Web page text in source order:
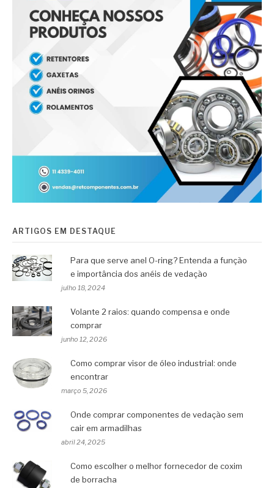
ARTIGOS EM DESTAQUE
Para que serve anel O-ring? Entenda a função
e importância dos anéis de vedação
julho 18, 2024
Volante 2 raios: quando compensa e onde
comprar
junho 12, 2026
Como comprar visor de óleo industrial: onde
encontrar
março 5, 2026
Onde comprar componentes de vedação sem
cair em armadilhas
abril 24, 2025
Como escolher o melhor fornecedor de coxim
de borracha